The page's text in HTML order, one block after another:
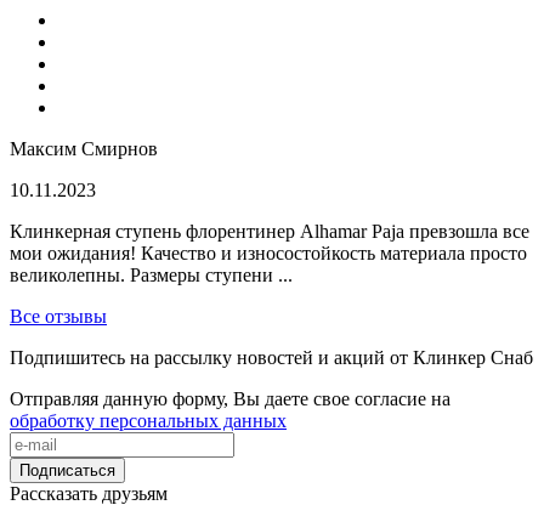
Максим Смирнов
10.11.2023
Клинкерная ступень флорентинер Alhamar Paja превзошла все
мои ожидания! Качество и износостойкость материала просто
великолепны. Размеры ступени ...
Все отзывы
Подпишитесь на рассылку новостей и акций от Клинкер Снаб
Отправляя данную форму, Вы даете свое согласие на
обработку персональных данных
Подписаться
Рассказать друзьям